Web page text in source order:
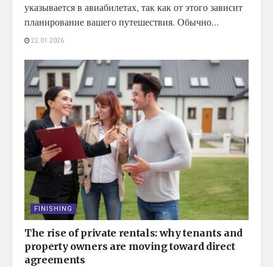
указывается в авиабилетах, так как от этого зависит
планирование вашего путешествия. Обычно...
22.01.2026
FINISHING
The rise of private rentals: why tenants and
property owners are moving toward direct
agreements